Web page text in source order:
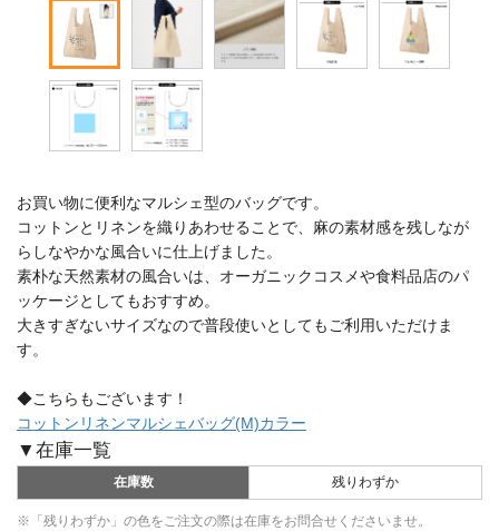
お買い物に便利なマルシェ型のバッグです。
コットンとリネンを織りあわせることで、麻の素材感を残しなが
らしなやかな風合いに仕上げました。
素朴な天然素材の風合いは、オーガニックコスメや食料品店のパ
ッケージとしてもおすすめ。
大きすぎないサイズなので普段使いとしてもご利用いただけま
す。
◆こちらもございます！
コットンリネンマルシェバッグ(M)カラー
▼在庫一覧
在庫数 残りわずか
※「残りわずか」の色をご注文の際は在庫をお問合せくださいませ。